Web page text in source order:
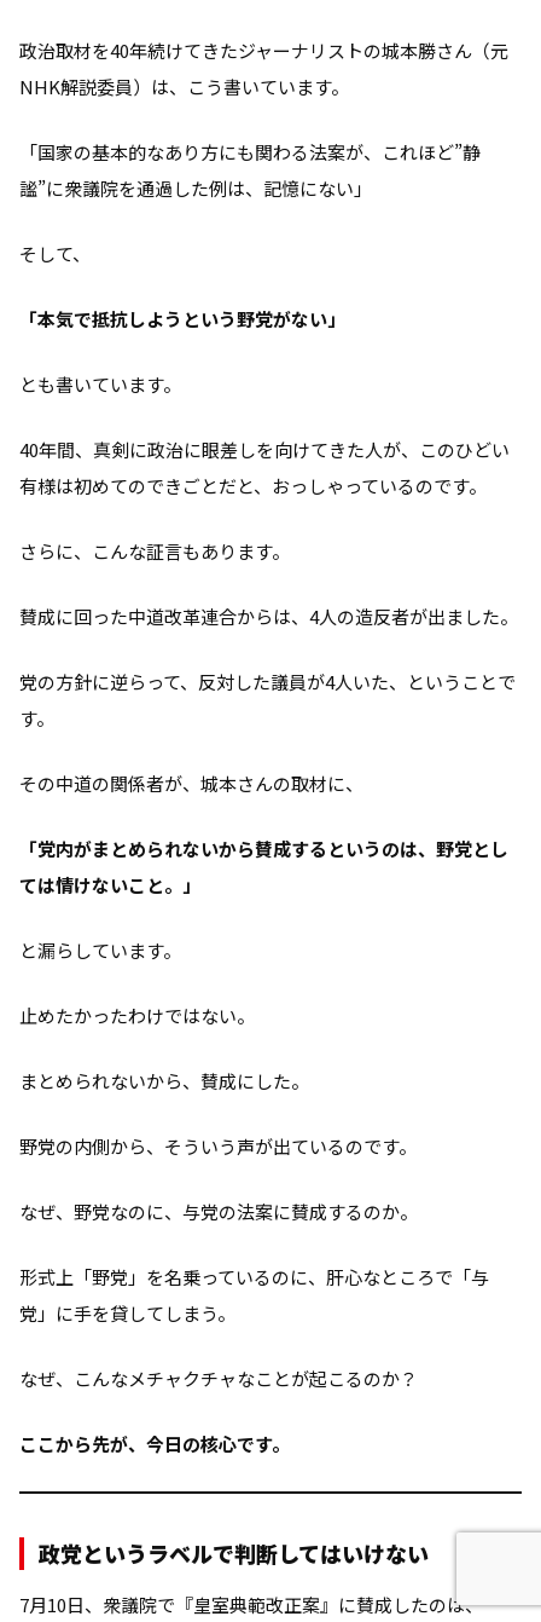
政治取材を40年続けてきたジャーナリストの城本勝さん（元
NHK解説委員）は、こう書いています。
「国家の基本的なあり方にも関わる法案が、これほど”静
謐”に衆議院を通過した例は、記憶にない」
そして、
「本気で抵抗しようという野党がない」
とも書いています。
40年間、真剣に政治に眼差しを向けてきた人が、このひどい
有様は初めてのできごとだと、おっしゃっているのです。
さらに、こんな証言もあります。
賛成に回った中道改革連合からは、4人の造反者が出ました。
党の方針に逆らって、反対した議員が4人いた、ということで
す。
その中道の関係者が、城本さんの取材に、
「党内がまとめられないから賛成するというのは、野党とし
ては情けないこと。」
と漏らしています。
止めたかったわけではない。
まとめられないから、賛成にした。
野党の内側から、そういう声が出ているのです。
なぜ、野党なのに、与党の法案に賛成するのか。
形式上「野党」を名乗っているのに、肝心なところで「与
党」に手を貸してしまう。
なぜ、こんなメチャクチャなことが起こるのか？
ここから先が、今日の核心です。
政党というラベルで判断してはいけない
7月10日、衆議院で『皇室典範改正案』に賛成したのは、